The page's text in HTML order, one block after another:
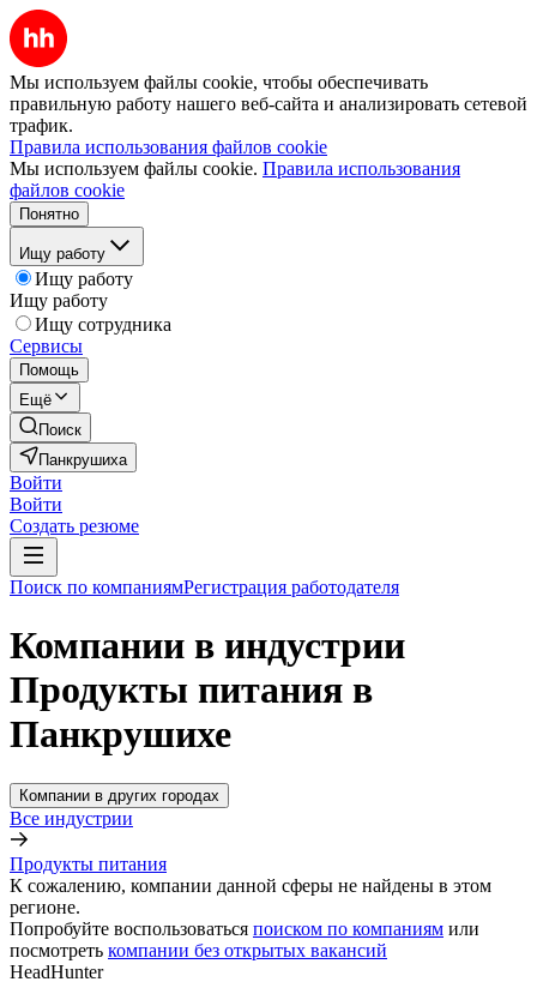
Мы используем файлы cookie, чтобы обеспечивать
правильную работу нашего веб-сайта и анализировать сетевой
трафик.
Правила использования файлов cookie
Мы используем файлы cookie. Правила использования
файлов cookie
Понятно
Ищу работу
Ищу работу
Ищу работу
Ищу сотрудника
Сервисы
Помощь
Ещё
Поиск
Панкрушиха
Войти
Войти
Создать резюме
Поиск по компаниямРегистрация работодателя
Компании в индустрии
Продукты питания в
Панкрушихе
Компании в других городах
Все индустрии
Продукты питания
К сожалению, компании данной сферы не найдены в этом
регионе.
Попробуйте воспользоваться поиском по компаниям или
посмотреть компании без открытых вакансий
HeadHunter